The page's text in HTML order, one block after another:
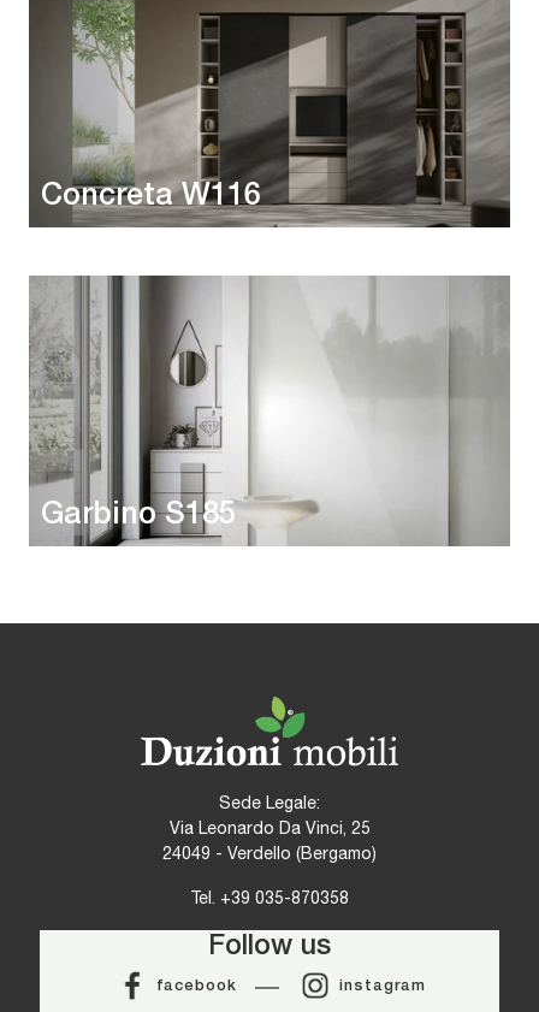
Concreta W116
Garbino S185
Sede Legale:
Via Leonardo Da Vinci, 25
24049 - Verdello (Bergamo)
Tel. +39 035-870358
Follow us
facebook instagram